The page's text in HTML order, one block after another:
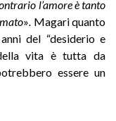
l’amore è tanto
» Magari quanto
del “desiderio e
vita è tutta da
essere un